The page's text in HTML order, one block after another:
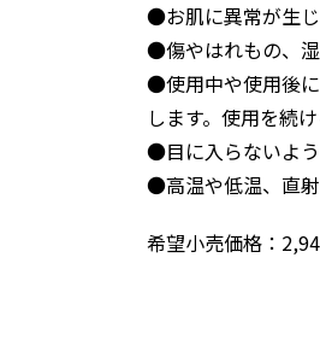
●お肌に異常が生じ
●傷やはれもの、湿
●使用中や使用後
します。使用を続
●目に入らないよう
●高温や低温、直射
希望小売価格：